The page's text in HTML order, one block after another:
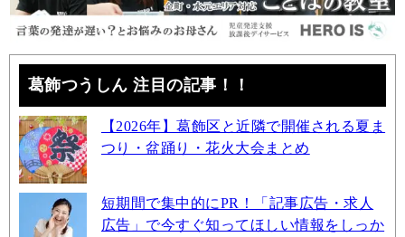
葛飾つうしん 注目の記事！！
【2026年】葛飾区と近隣で開催される夏ま
つり・盆踊り・花火大会まとめ
短期間で集中的にPR！「記事広告・求人
広告」で今すぐ知ってほしい情報をしっか